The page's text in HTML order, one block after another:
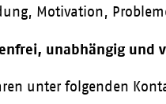
Motivation,
unabhängig und
unter folgenden